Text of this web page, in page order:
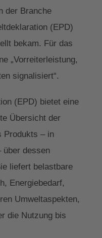
der Branche
(EPD)
bekam. Für das
„Vorreiterleistung,
signalisiert“.
(EPD) bietet eine
Übersicht der
Produkts – in
über dessen
liefert belastbare
Energiebedarf,
Umweltaspekten,
die Nutzung bis